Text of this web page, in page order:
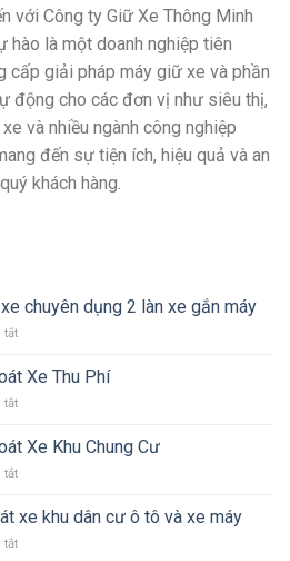
với Công ty Giữ Xe Thông Minh
hào là một doanh nghiệp tiên
cấp giải pháp máy giữ xe và phần
động cho các đơn vị như siêu thị,
và nhiều ngành công nghiệp
đến sự tiện ích, hiệu quả và an
khách hàng.
chuyên dụng 2 làn xe gắn máy
tắtở
bị
giữ
chuyên
xe
gắn
Xe Thu Phí
tắtở
Thống
Soát
Thu
Xe Khu Chung Cư
tắtở
Thống
Soát
xe khu dân cư ô tô và xe máy
tắtở